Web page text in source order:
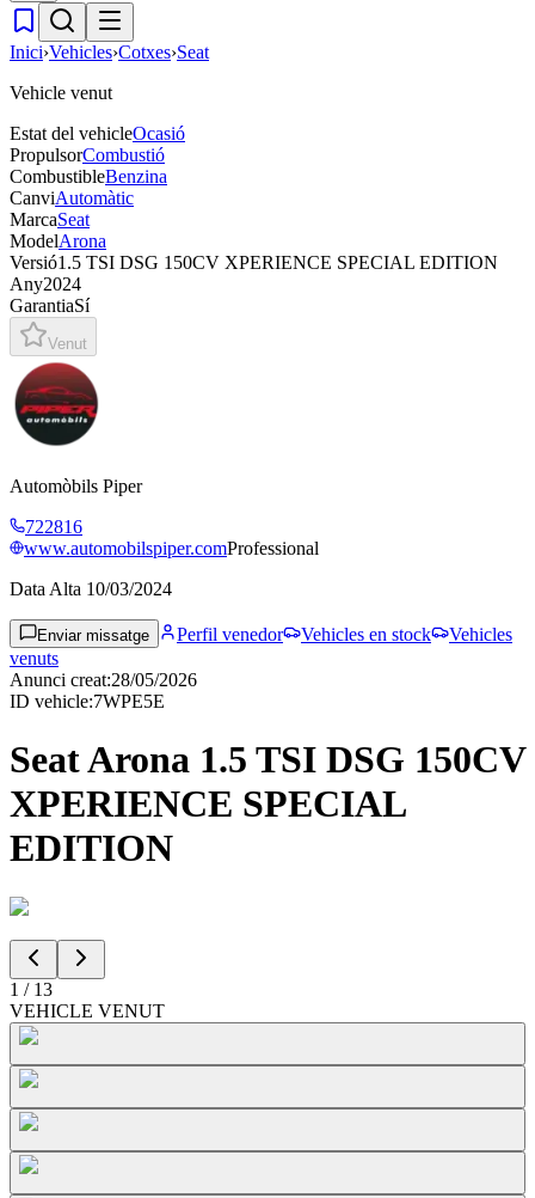
Inici›Vehicles›Cotxes›Seat
Vehicle venut
Estat del vehicleOcasió
PropulsorCombustió
CombustibleBenzina
CanviAutomàtic
MarcaSeat
ModelArona
Versió1.5 TSI DSG 150CV XPERIENCE SPECIAL EDITION
Any2024
GarantiaSí
Venut
Automòbils Piper
722816
www.automobilspiper.comProfessional
Data Alta 10/03/2024
Enviar missatge Perfil venedor Vehicles en stock
Vehicles
venuts
Anunci creat:28/05/2026
ID vehicle:7WPE5E
Seat Arona 1.5 TSI DSG 150CV
XPERIENCE SPECIAL
EDITION
1 / 13
VEHICLE VENUT